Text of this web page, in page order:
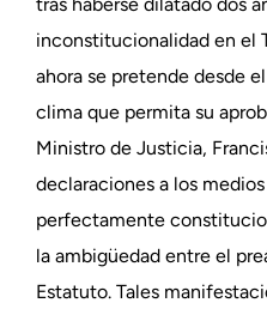
inconstitucionalidad en el
ahora se pretende desde
clima que permita su
Ministro de Justicia,
declaraciones a los
perfectamente
la ambigüedad entre el
Estatuto. Tales